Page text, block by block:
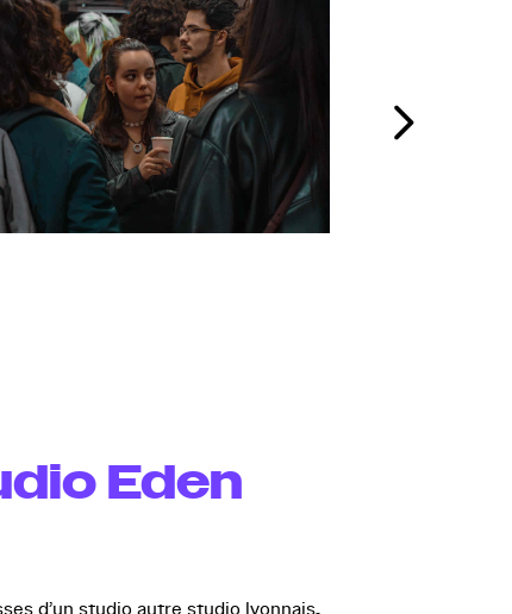
Eden
d’un studio autre studio lyonnais,